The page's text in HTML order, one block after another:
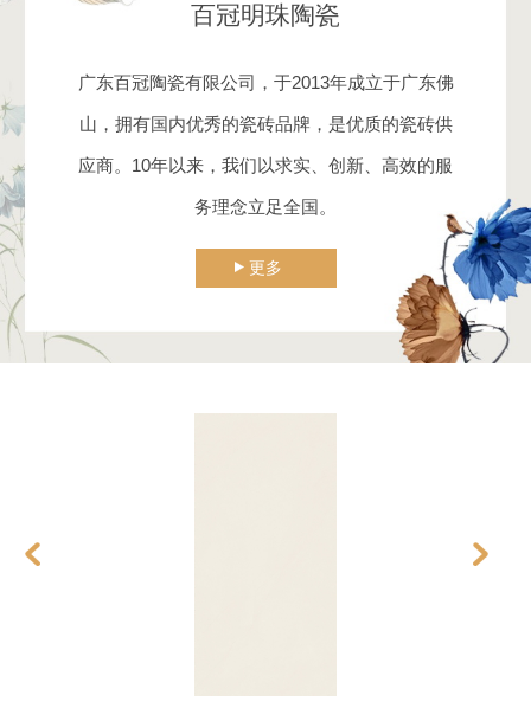
百冠明珠陶瓷
广东百冠陶瓷有限公司，于2013年成立于广东佛
山，拥有国内优秀的瓷砖品牌，是优质的瓷砖供
应商。10年以来，我们以求实、创新、高效的服
务理念立足全国。
更多